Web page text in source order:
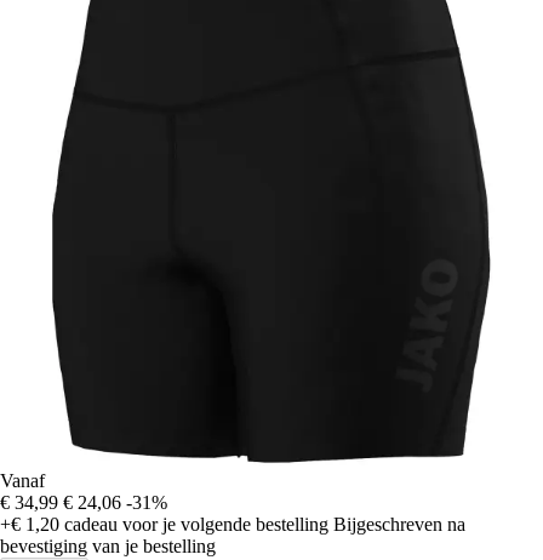
Vanaf
€ 34,99 € 24,06 -31%
+€ 1,20 cadeau voor je volgende bestelling Bijgeschreven na
bevestiging van je bestelling